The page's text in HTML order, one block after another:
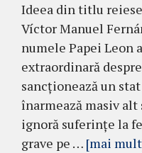
Ideea din titlu
Víctor Manuel
numele Papei Leon
extraordinară
sancționează un
înarmează masiv
ignoră suferințe la
grave pe … [mai